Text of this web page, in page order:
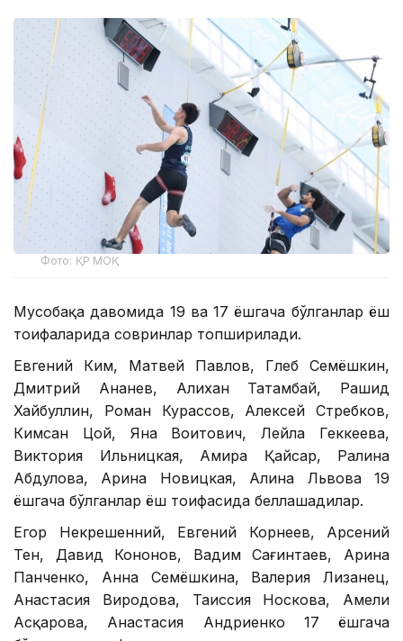
Фото: ҚР МОҚ
Мусобақа давомида 19 ва 17 ёшгача бўлганлар ёш
тоифаларида совринлар топширилади.
Евгений Ким, Матвей Павлов, Глеб Семёшкин,
Дмитрий Ананев, Алихан Татамбай, Рашид
Хайбуллин, Роман Курассов, Алексей Стребков,
Кимсан Цой, Яна Воитович, Лейла Геккеева,
Виктория Ильницкая, Амира Қайсар, Ралина
Абдулова, Арина Новицкая, Алина Львова 19
ёшгача бўлганлар ёш тоифасида беллашадилар.
Егор Некрешенний, Евгений Корнеев, Арсений
Тен, Давид Кононов, Вадим Сағинтаев, Арина
Панченко, Анна Семёшкина, Валерия Лизанец,
Анастасия Виродова, Таиссия Носкова, Амели
Асқарова, Анастасия Андриенко 17 ёшгача